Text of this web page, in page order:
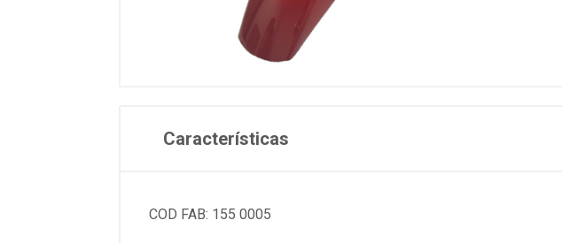
Características
COD FAB: 155 0005